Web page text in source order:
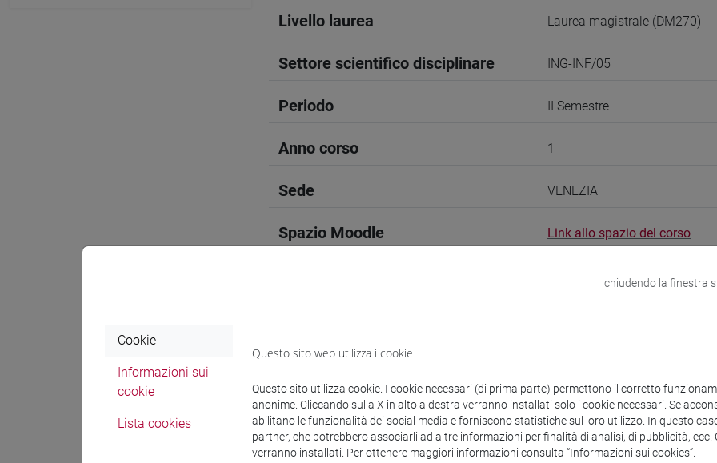
Livello laurea Laurea magistrale (DM270)
Settore scientifico disciplinare ING-INF/05
Periodo II Semestre
Anno corso 1
Sede VENEZIA
Spazio Moodle Link allo spazio del corso
Docenti
MACCARI Leonardo- 48h Lezione
chiudendo la finestra
Cookie
Informazioni sui
cookie
Lista cookies
Questo sito web utilizza i cookie
Questo sito utilizza cookie. I cookie necessari (di prima parte) permettono il corretto
anonime. Cliccando sulla X in alto a destra verranno installati solo i cookie necessari. Se
abilitano le funzionalità dei social media e forniscono statistiche sul loro utilizzo. In questo
partner, che potrebbero associarli ad altre informazioni per finalità di analisi, di pubblicità, ecc.
verranno installati. Per ottenere maggiori informazioni consulta “Informazioni sui cookies”.